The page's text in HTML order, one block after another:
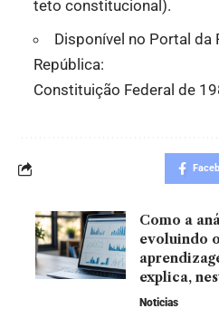
teto constitucional).
Disponível no Portal da
República:
Constituição Federal de
Como a
evoluindo
explica,
Noticias